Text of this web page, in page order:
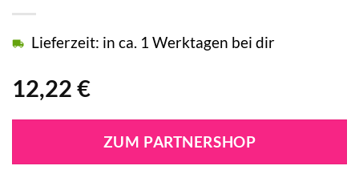
12,22 €
Lieferzeit: in ca. 1 Werktagen bei dir
ZUM PARTNERSHOP